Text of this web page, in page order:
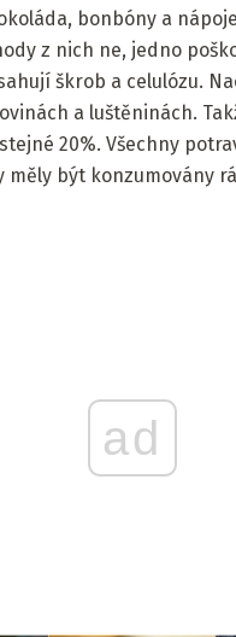
bonbóny a
z nich ne, jedno
škrob a celulózu.
a luštěninách.
20%. Všechny
měly být konzumovány
ad